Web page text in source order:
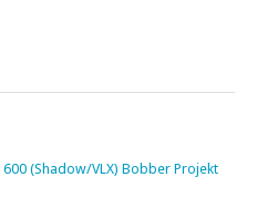
(Shadow/VLX) Bobber Projekt